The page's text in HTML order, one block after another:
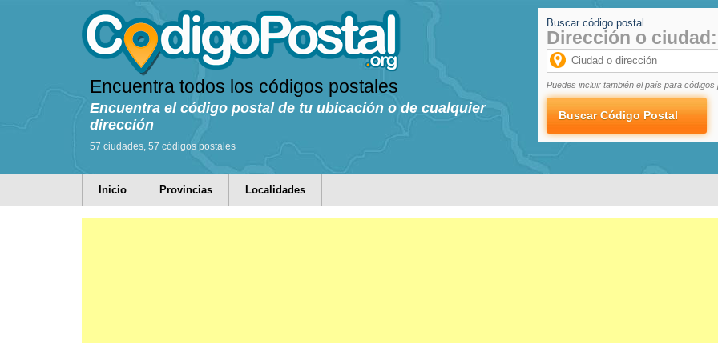
Encuentra todos los códigos postales
Encuentra el código postal de tu ubicación o de cualquier
dirección
57 ciudades, 57 códigos postales
Buscar código postal
Dirección o ciudad:
Puedes incluir también el país para
Inicio Provincias Localidades